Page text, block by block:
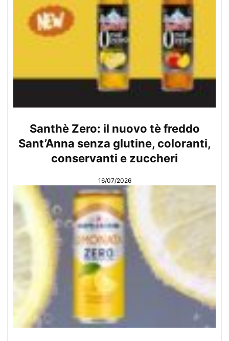
Santhè Zero: il nuovo tè freddo
Sant’Anna senza glutine, coloranti,
conservanti e zuccheri
16/07/2026